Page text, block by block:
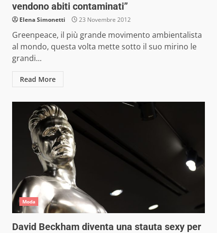
vendono abiti contaminati”
Elena Simonetti 23 Novembre 2012
Greenpeace, il più grande movimento ambientalista
al mondo, questa volta mette sotto il suo mirino le
grandi...
Read More
Moda
David Beckham diventa una stauta sexy per